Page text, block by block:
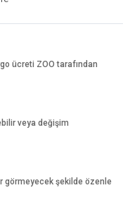
ücreti ZOO tarafından
veya değişim
görmeyecek şekilde özenle